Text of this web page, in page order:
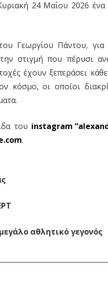
24 Μαΐου 2026 ένα
Γεωργίου Πάντου,
στιγμή που πέρυσι
έχουν ξεπεράσει
κόσμο, οι οποίοι
του instagram
.
αθλητικό γεγονός